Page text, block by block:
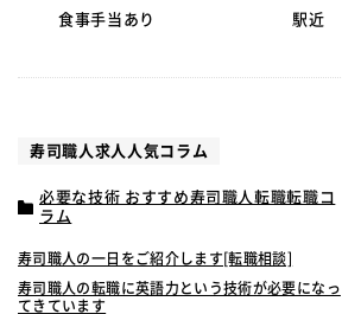
食事手当あり 駅近
寿司職人求人人気コラム
必要な技術 おすすめ寿司職人転職転職コ
ラム
寿司職人の一日をご紹介します[転職相談]
寿司職人の転職に英語力という技術が必要になっ
てきています